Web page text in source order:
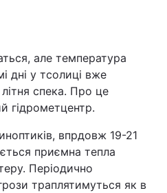
але температура
дні у тсолиці вже
спека. Про це
гідрометцентр.
впрдовж 19-21
приємна тепла
Періодично
траплятимуться як в